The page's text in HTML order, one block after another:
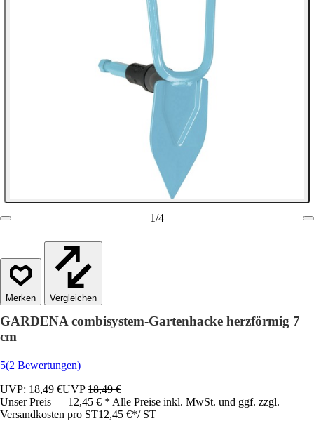
1/4
Vergleichen
GARDENA combisystem-Gartenhacke herzförmig 7
cm
5(2 Bewertungen)
UVP: 18,49 €UVP18,49 €
Unser Preis — 12,45 € * Alle Preise inkl. MwSt. und ggf. zzgl.
Versandkosten pro ST12,45 €*/ ST